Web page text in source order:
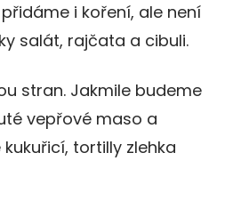
i koření, ale není
salát, rajčata a cibuli.
stran. Jakmile budeme
vepřové maso a
tortilly zlehka